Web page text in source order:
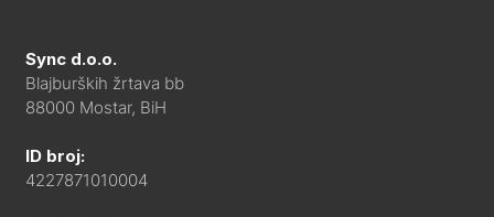
Sync d.o.o.
Blajburških žrtava bb
88000 Mostar, BiH
ID broj:
4227871010004